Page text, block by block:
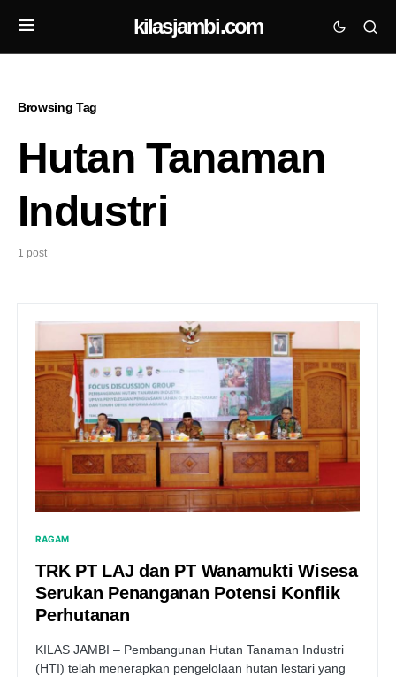
kilasjambi.com
Browsing Tag
Hutan Tanaman
Industri
1 post
RAGAM
TRK PT LAJ dan PT Wanamukti Wisesa
Serukan Penanganan Potensi Konflik
Perhutanan
KILAS JAMBI – Pembangunan Hutan Tanaman Industri
(HTI) telah menerapkan pengelolaan hutan lestari yang